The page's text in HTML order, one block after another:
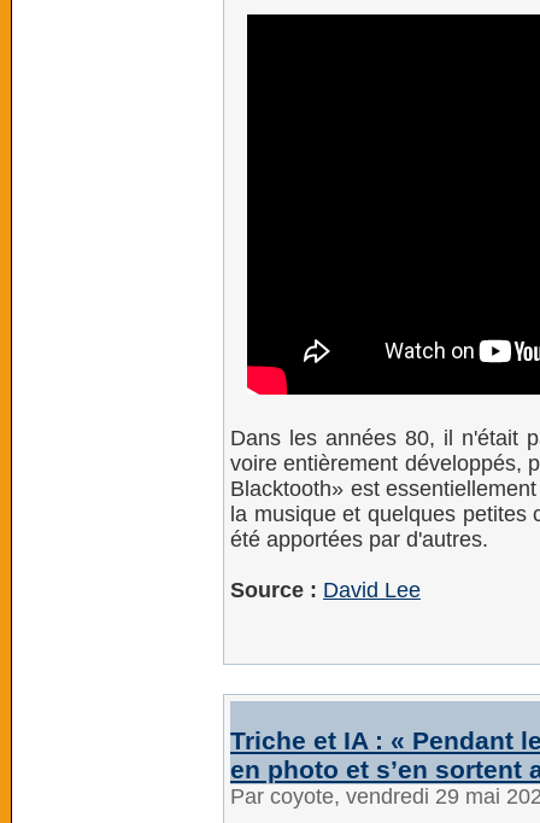
Dans les années 80, il n'était
voire entièrement développés,
Blacktooth» est
la musique et quelques
été apportées par d'autres.
Source : David Lee
Triche et IA : « Pendant
en photo et s’en sortent
Par coyote, vendredi 29 mai